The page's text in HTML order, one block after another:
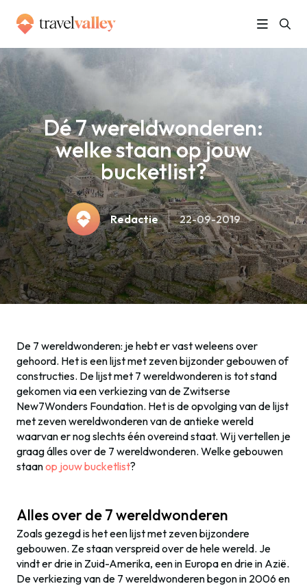
»
Dé 7 wereldwonderen:
welke staan op jouw
bucketlist?
Redactie 22-09-2019
De 7 wereldwonderen: je hebt er vast weleens over
gehoord. Het is een lijst met zeven bijzonder gebouwen of
constructies. De lijst met 7 wereldwonderen is tot stand
gekomen via een verkiezing van de Zwitserse
New7Wonders Foundation. Het is de opvolging van de lijst
met zeven wereldwonderen van de antieke wereld
waarvan er nog slechts één overeind staat. Wij vertellen je
graag álles over de 7 wereldwonderen. Welke gebouwen
staanop jouw bucketlist?
Alles over de 7 wereldwonderen
Zoals gezegd is het een lijst met zeven bijzondere
gebouwen. Ze staan verspreid over de hele wereld. Je
vindt er drie in Zuid-Amerika, een in Europa en drie in Azië.
De verkiezing van de 7 wereldwonderen begon in 2006 en